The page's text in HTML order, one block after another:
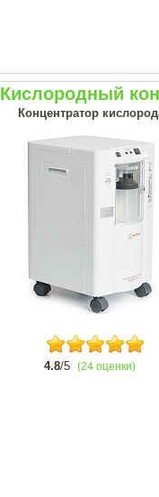
Кислородный
Концентратор
4.8/5 (24 оценки)